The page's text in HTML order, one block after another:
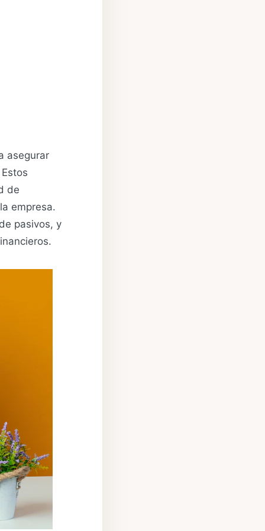
asegurar
de
empresa.
pasivos, y